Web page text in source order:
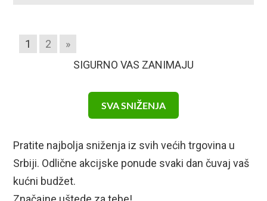
1 2
»
SIGURNO VAS ZANIMAJU
SVA SNIŽENJA
Pratite najbolja sniženja iz svih većih trgovina u
Srbiji. Odlične akcijske ponude svaki dan čuvaj vaš
kućni budžet.